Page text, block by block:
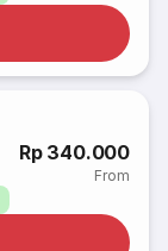
Rp 340.000
From